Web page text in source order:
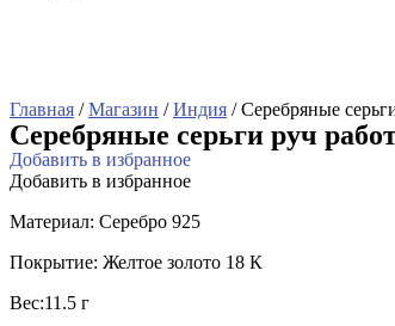
Главная /Магазин /Индия / Серебряные
Серебряные серьги руч
Добавить в избранное
Добавить в избранное
Материал: Серебро 925
Покрытие: Желтое золото 18 К
Вес:11.5 г